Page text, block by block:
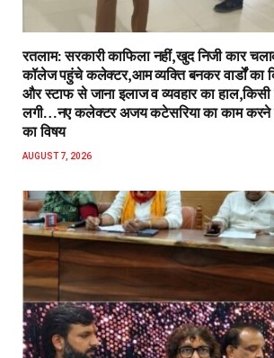
रतलाम: सरकारी काफिला नहीं,खुद निजी कार
कॉलेज पहुंचे कलेक्टर,आम व्यक्ति बनकर वार्डों का
और स्टाफ से जाना इलाज व व्यवहार का
लगी…नए कलेक्टर अजय कटेसरिया का काम करने
का विषय
AUGUST 7, 2026